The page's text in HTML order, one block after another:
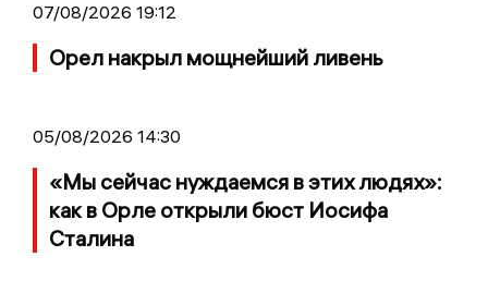
07/08/2026 19:12
Орел накрыл мощнейший ливень
05/08/2026 14:30
«Мы сейчас нуждаемся в этих людях»:
как в Орле открыли бюст Иосифа
Сталина